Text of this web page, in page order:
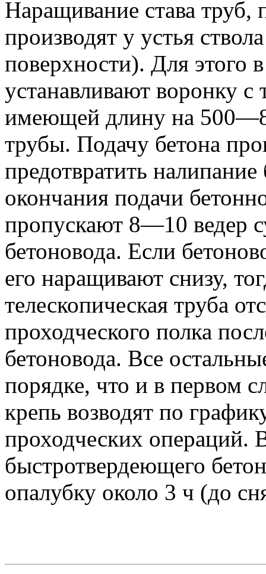
Наращивание става труб,
производят у устья
поверхности). Для этого
устанавливают воронку с
имеющей длину на
трубы. Подачу бетона
предотвратить
окончания подачи
пропускают 8—10 ведер
бетоновода. Если
его наращивают снизу,
телескопическая труба
проходческого полка
бетоновода. Все
порядке, что и в первом
крепь возводят по
проходческих операций.
быстротвердеющего
опалубку около 3 ч (до